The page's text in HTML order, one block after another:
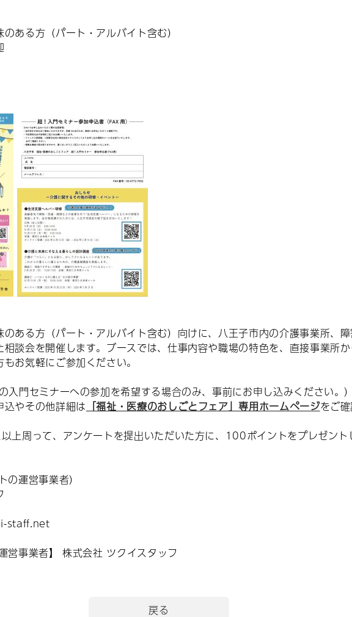
ある方（パート・アルバイト含む）
ある方（パート・アルバイト含む）向けに、八王子市内の介護事業所、
談会を開催します。ブースでは、仕事内容や職場の特色を、直接事業所
もお気軽にご参加ください。
門セミナーへの参加を希望する場合のみ、事前にお申し込みください。）
やその他詳細は 「福祉・医療のおしごとフェア」専用ホームページをご確
周って、アンケートを提出いただいた方に、100ポイントをプレゼント
本イベントの運営事業者）
staff.net
事業者】 株式会社 ツクイスタッフ
戻る